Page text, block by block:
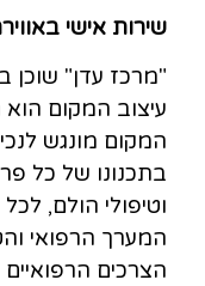
שירות אישי
"מרכז עדן" שוכן
עיצוב המקום
המקום מונגש
בתכנונו של כל
וטיפולי הולם,
המערך הרפואי
הצרכים